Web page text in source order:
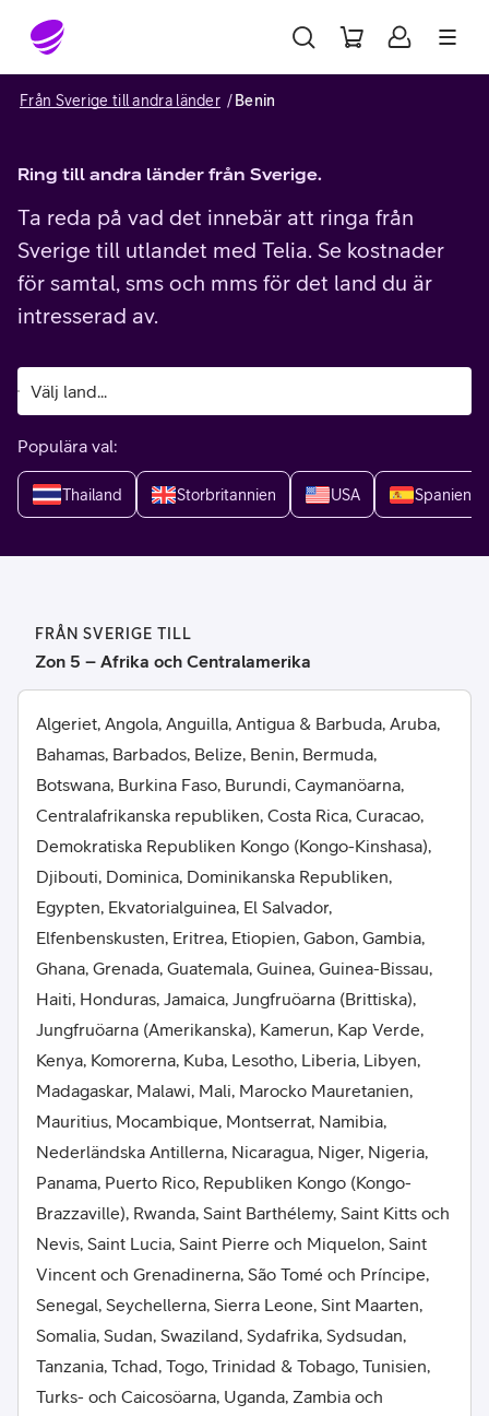
Gå till sidans innehåll
Från Sverige till andra länder Benin
Ring till andra länder från Sverige.
Ta reda på vad det innebär att ringa från
Sverige till utlandet med Telia. Se kostnader
för samtal, sms och mms för det land du är
intresserad av.
Populära val:
Thailand Storbritannien USA Spanien
FRÅN SVERIGE TILL
Zon 5 – Afrika och Centralamerika
Algeriet, Angola, Anguilla, Antigua & Barbuda, Aruba,
Bahamas, Barbados, Belize, Benin, Bermuda,
Botswana, Burkina Faso, Burundi, Caymanöarna,
Centralafrikanska republiken, Costa Rica, Curacao,
Demokratiska Republiken Kongo (Kongo-Kinshasa),
Djibouti, Dominica, Dominikanska Republiken,
Egypten, Ekvatorialguinea, El Salvador,
Elfenbenskusten, Eritrea, Etiopien, Gabon, Gambia,
Ghana, Grenada, Guatemala, Guinea, Guinea-Bissau,
Haiti, Honduras, Jamaica, Jungfruöarna (Brittiska),
Jungfruöarna (Amerikanska), Kamerun, Kap Verde,
Kenya, Komorerna, Kuba, Lesotho, Liberia, Libyen,
Madagaskar, Malawi, Mali, Marocko Mauretanien,
Mauritius, Mocambique, Montserrat, Namibia,
Nederländska Antillerna, Nicaragua, Niger, Nigeria,
Panama, Puerto Rico, Republiken Kongo (Kongo-
Brazzaville), Rwanda, Saint Barthélemy, Saint Kitts och
Nevis, Saint Lucia, Saint Pierre och Miquelon, Saint
Vincent och Grenadinerna, São Tomé och Príncipe,
Senegal, Seychellerna, Sierra Leone, Sint Maarten,
Somalia, Sudan, Swaziland, Sydafrika, Sydsudan,
Tanzania, Tchad, Togo, Trinidad & Tobago, Tunisien,
Turks- och Caicosöarna, Uganda, Zambia och